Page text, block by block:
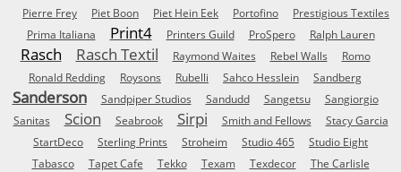
Pierre Frey
Piet Boon Piet Hein Eek Portofino
Prestigious Textiles
Prima Italiana
Print4 Printers Guild ProSpero Ralph Lauren
Rasch Rasch Textil Raymond Waites Rebel Walls
Romo
Ronald Redding
Roysons Rubelli Sahco Hesslein Sandberg
Sanderson Sandpiper Studios Sandudd Sangetsu
Sangiorgio
Sanitas
Scion Seabrook Sirpi Smith and Fellows
Stacy Garcia
StartDeco
Sterling Prints Stroheim Studio 465
Studio Eight
Tabasco
Tapet Cafe Tekko Texam Texdecor
The Carlisle